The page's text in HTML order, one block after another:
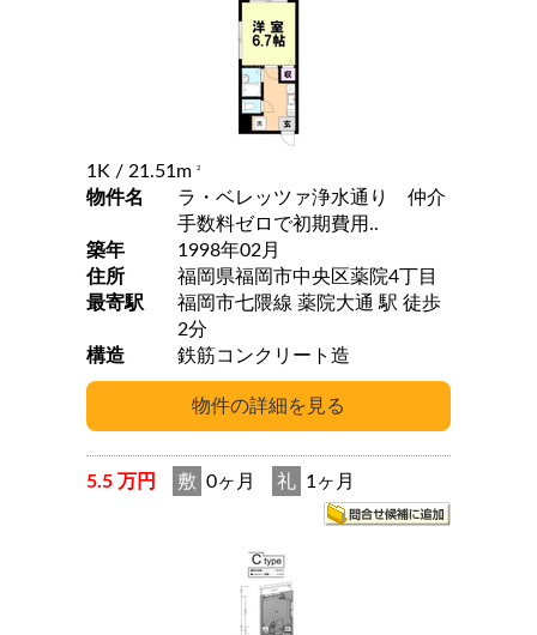
1K / 21.51m 2
物件名
ラ・ベレッツァ浄水通り 仲介
手数料ゼロで初期費用..
築年
1998年02月
住所
福岡県福岡市中央区薬院4丁目
最寄駅
福岡市七隈線 薬院大通 駅 徒歩
2分
構造
鉄筋コンクリート造
5.5 万円 敷 0ヶ月 礼 1ヶ月